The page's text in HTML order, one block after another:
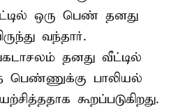
ஒரு பெண் தனது
வந்தார்.
தனது வீட்டில்
பெண்ணுக்கு பாலியல்
கூறப்படுகிறது.